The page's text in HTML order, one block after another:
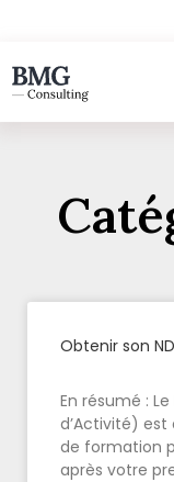
Obtenir son
En résumé :
d’Activité)
de formation
après votre